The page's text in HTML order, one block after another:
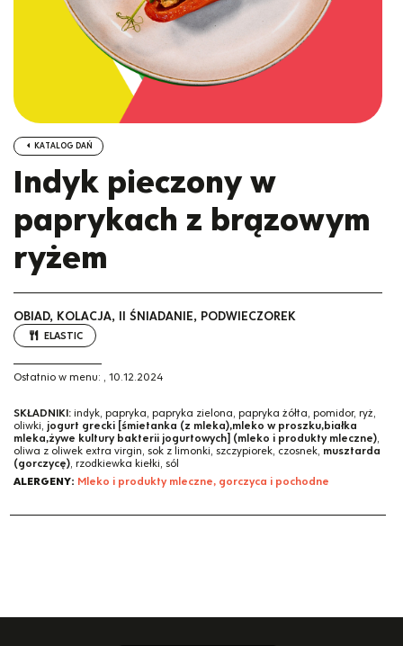
KATALOG DAŃ
Indyk pieczony w
paprykach z brązowym
ryżem
OBIAD, KOLACJA, II ŚNIADANIE, PODWIECZOREK
ELASTIC
Ostatnio w menu: , 10.12.2024
SKŁADNIKI: indyk, papryka, papryka zielona, papryka żółta, pomidor, ryż,
oliwki, jogurt grecki [śmietanka (z mleka),mleko w proszku,białka
mleka,żywe kultury bakterii jogurtowych] (mleko i produkty mleczne),
oliwa z oliwek extra virgin, sok z limonki, szczypiorek, czosnek, musztarda
(gorczycę), rzodkiewka kiełki, sól
ALERGENY: Mleko i produkty mleczne, gorczyca i pochodne